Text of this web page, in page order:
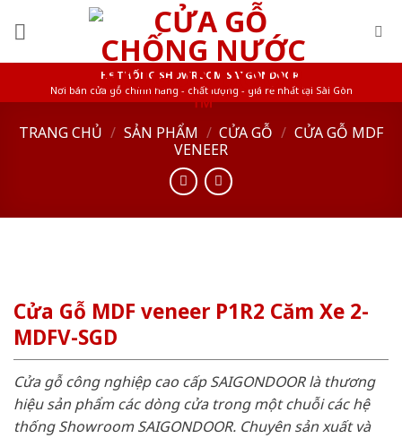
HỆ THỐNG SHOWROOM SAIGONDOOR
Nơi bán cửa gỗ chính hãng - chất lượng - giá rẻ nhất tại Sài Gòn
TRANG CHỦ / SẢN PHẨM / CỬA GỖ / CỬA GỖ MDF
VENEER
Cửa Gỗ MDF veneer P1R2 Căm Xe 2-
MDFV-SGD
Cửa gỗ công nghiệp cao cấp SAIGONDOOR là thương
hiệu sản phẩm các dòng cửa trong một chuỗi các hệ
thống Showroom SAIGONDOOR. Chuyên sản xuất và